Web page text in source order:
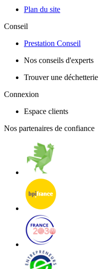
Plan du site
Conseil
Prestation Conseil
Nos conseils d'experts
Trouver une déchetterie
Connexion
Espace clients
Nos partenaires de confiance